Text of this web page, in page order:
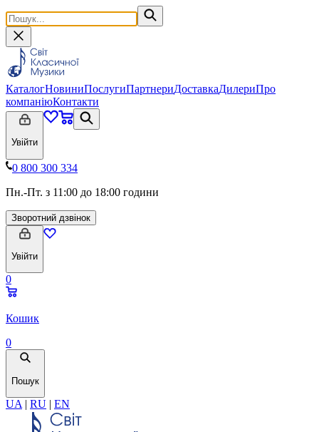
КаталогНовиниПослугиПартнериДоставкаДилериПро
компаніюКонтакти
Увійти
0 800 300 334
Пн.-Пт. з 11:00 до 18:00 години
Зворотний дзвінок
Увійти
0
Кошик
0
Пошук
UA | RU | EN